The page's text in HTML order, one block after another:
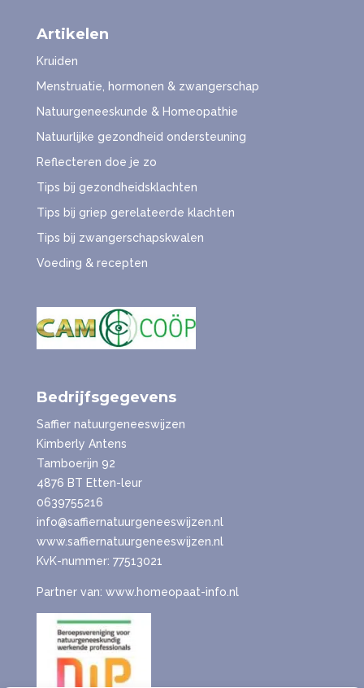
Artikelen
Kruiden
Menstruatie, hormonen & zwangerschap
Natuurgeneeskunde & Homeopathie
Natuurlijke gezondheid ondersteuning
Reflecteren doe je zo
Tips bij gezondheidsklachten
Tips bij griep gerelateerde klachten
Tips bij zwangerschapskwalen
Voeding & recepten
Bedrijfsgegevens
Saffier natuurgeneeswijzen
Kimberly Antens
Tamboerijn 92
4876 BT Etten-leur
0639755216
info@saffiernatuurgeneeswijzen.nl
www.saffiernatuurgeneeswijzen.nl
KvK-nummer: 77513021
Partner van: www.homeopaat-info.nl